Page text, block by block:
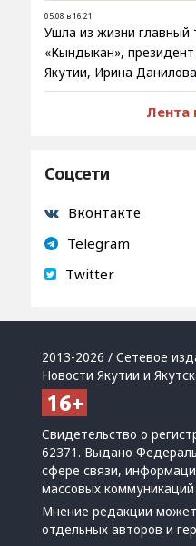
05.08 в 16:21
Ушла из жизни главный
«Кындыкан»,
Якутии, Ирина Данилова
Лента
Соцсети
Вконтакте
Telegram
Twitter
2013-2026 / Сетевое
Новости Якутии и
Свидетельство о
62371. Выдано
сфере связи,
массовых
Мнение редакции
отдельных авторов и